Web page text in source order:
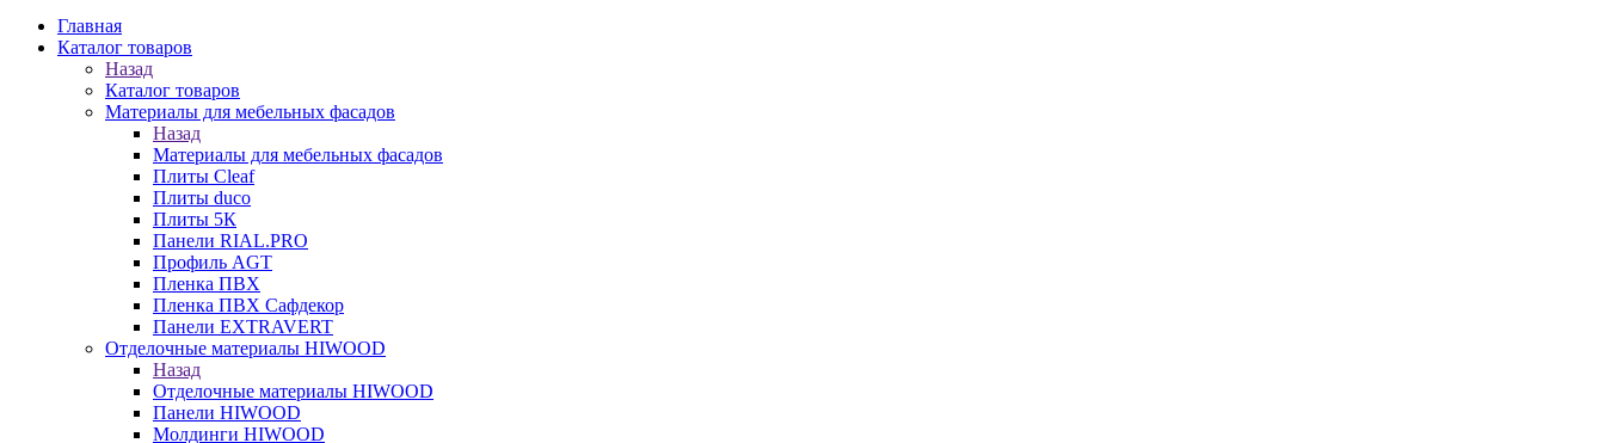
Главная
Каталог товаров
Назад
Каталог товаров
Материалы для мебельных фасадов
Назад
Материалы для мебельных фасадов
Плиты Cleaf
Плиты duco
Плиты 5К
Панели RIAL.PRO
Профиль AGT
Пленка ПВХ
Пленка ПВХ Сафдекор
Панели EXTRAVERT
Отделочные материалы HIWOOD
Назад
Отделочные материалы HIWOOD
Панели HIWOOD
Молдинги HIWOOD